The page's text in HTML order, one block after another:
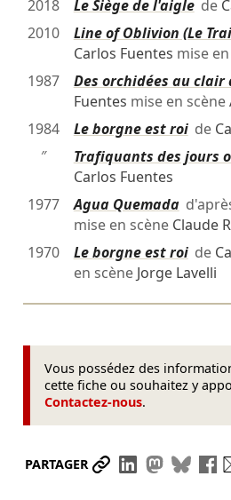
2018
Le Siège de l'aiglede
2010
Line of Oblivion (Le
Carlos Fuentes mise
1987
Des orchidées au clair
Fuentes mise en scène
1984
Le borgne est roide
″
Trafiquants des jours
Carlos Fuentes
1977
Agua Quemada
mise en scène Claude
1970
Le borgne est roide
en scène Jorge Lavelli
Vous possédez des
cette fiche ou souhaitez y
Contactez-nous.
PARTAGER Partager le lien
Partager sur